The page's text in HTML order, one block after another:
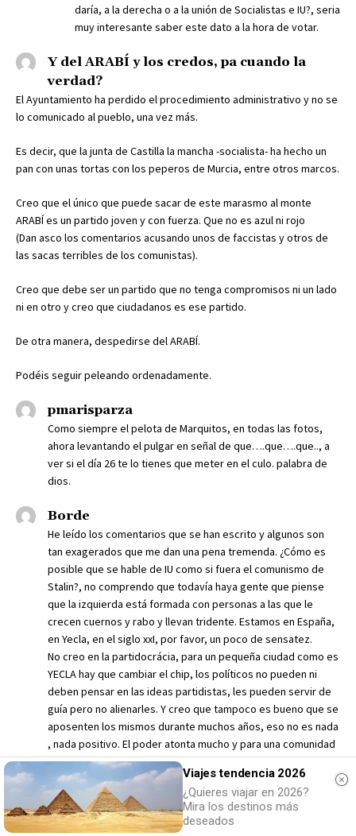
daría, a la derecha o a la unión de Socialistas e IU?, seria
muy interesante saber este dato a la hora de votar.
Y del ARABÍ y los credos, pa cuando la
verdad?
El Ayuntamiento ha perdido el procedimiento administrativo y no se
lo comunicado al pueblo, una vez más.
Es decir, que la junta de Castilla la mancha -socialista- ha hecho un
pan con unas tortas con los peperos de Murcia, entre otros marcos.
Creo que el único que puede sacar de este marasmo al monte
ARABÍ es un partido joven y con fuerza. Que no es azul ni rojo
(Dan asco los comentarios acusando unos de faccistas y otros de
las sacas terribles de los comunistas).
Creo que debe ser un partido que no tenga compromisos ni un lado
ni en otro y creo que ciudadanos es ese partido.
De otra manera, despedirse del ARABÍ.
Podéis seguir peleando ordenadamente.
pmarisparza
Como siempre el pelota de Marquitos, en todas las fotos,
ahora levantando el pulgar en señal de que….que….que.., a
ver si el día 26 te lo tienes que meter en el culo. palabra de
dios.
Borde
He leído los comentarios que se han escrito y algunos son
tan exagerados que me dan una pena tremenda. ¿Cómo es
posible que se hable de IU como si fuera el comunismo de
Stalin?, no comprendo que todavía haya gente que piense
que la izquierda está formada con personas a las que le
crecen cuernos y rabo y llevan tridente. Estamos en España,
en Yecla, en el siglo xxI, por favor, un poco de sensatez.
No creo en la partidocrácia, para un pequeña ciudad como es
YECLA hay que cambiar el chip, los políticos no pueden ni
deben pensar en las ideas partidistas, les pueden servir de
guía pero no alienarles. Y creo que tampoco es bueno que se
aposenten los mismos durante muchos años, eso no es nada
, nada positivo. El poder atonta mucho y para una comunidad
no es sano.
Supongo que algunos concejales del partido Popular deben
estar muertos de miedo pero eso no es malo, Ascensio
tendrá que volver a ser fontanero y a estar todas las tardes
en Archys, aunque su amigo ya no lo lleva, Verdú tendrá que
Viajes tendencia 2026
¿Quieres viajar en 2026?
Mira los destinos más
deseados